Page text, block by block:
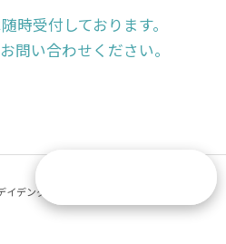
の矯正について～
時受付しております。
問い合わせください。
デンタル All Rights Reserved.